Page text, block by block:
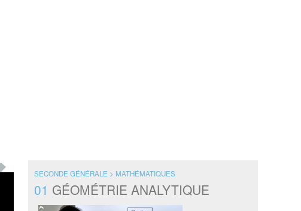
SECONDE GÉNÉRALE > MATHÉMATIQUES
01 GÉOMÉTRIE ANALYTIQUE